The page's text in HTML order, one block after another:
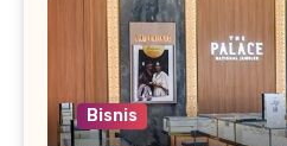
Bisnis